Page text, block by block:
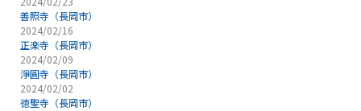
善照寺（長岡市）
2024/02/16
正楽寺（長岡市）
2024/02/09
淨圓寺（長岡市）
2024/02/02
徳聖寺（長岡市）